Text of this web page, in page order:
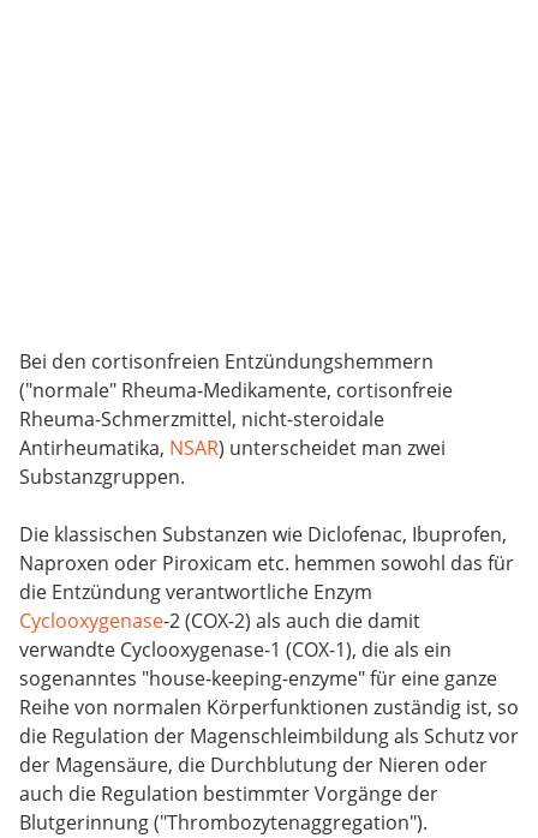
Bei den cortisonfreien Entzündungshemmern
("normale" Rheuma-Medikamente, cortisonfreie
Rheuma-Schmerzmittel, nicht-steroidale
Antirheumatika, NSAR) unterscheidet man zwei
Substanzgruppen.
Die klassischen Substanzen wie Diclofenac, Ibuprofen,
Naproxen oder Piroxicam etc. hemmen sowohl das für
die Entzündung verantwortliche Enzym
Cyclooxygenase-2 (COX-2) als auch die damit
verwandte Cyclooxygenase-1 (COX-1), die als ein
sogenanntes "house-keeping-enzyme" für eine ganze
Reihe von normalen Körperfunktionen zuständig ist, so
die Regulation der Magenschleimbildung als Schutz vor
der Magensäure, die Durchblutung der Nieren oder
auch die Regulation bestimmter Vorgänge der
Blutgerinnung ("Thrombozytenaggregation").